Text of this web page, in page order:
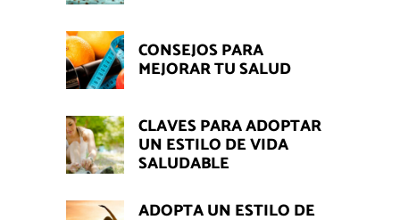
CONSEJOS PARA
MEJORAR TU SALUD
CLAVES PARA ADOPTAR
UN ESTILO DE VIDA
SALUDABLE
ADOPTA UN ESTILO DE